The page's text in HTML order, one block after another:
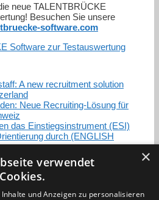
neue TALENTBRÜCKE
Besuchen Sie unsere
software.com
A new recruitment solution
Neue Recruiting-Lösung für
das Einstiegsinstrument (ESI)
durch (ENGLISH
×
verwendet
Cookies.
und Anzeigen zu personalisieren